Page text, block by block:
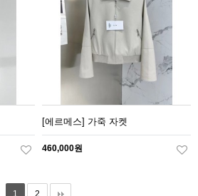
[에르메스] 가죽 자켓
460,000원
1 2